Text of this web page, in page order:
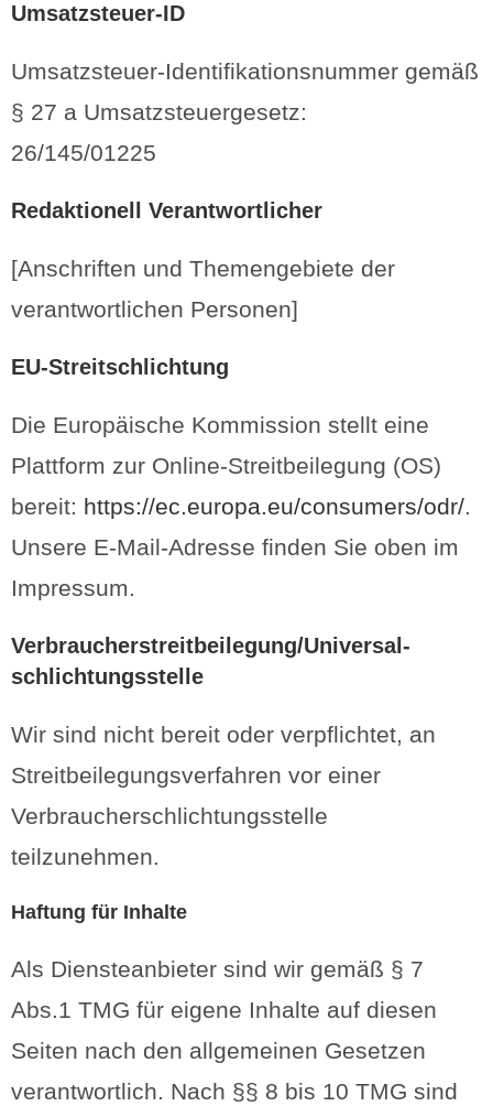
Umsatzsteuer-ID
Umsatzsteuer-Identifikationsnummer gemäß
§ 27 a Umsatzsteuergesetz:
26/145/01225
Redaktionell Verantwortlicher
[Anschriften und Themengebiete der
verantwortlichen Personen]
EU-Streitschlichtung
Die Europäische Kommission stellt eine
Plattform zur Online-Streitbeilegung (OS)
bereit: https://ec.europa.eu/consumers/odr/.
Unsere E-Mail-Adresse finden Sie oben im
Impressum.
Verbraucher­streit­beilegung/Universal­
schlichtungs­stelle
Wir sind nicht bereit oder verpflichtet, an
Streitbeilegungsverfahren vor einer
Verbraucherschlichtungsstelle
teilzunehmen.
Haftung für Inhalte
Als Diensteanbieter sind wir gemäß § 7
Abs.1 TMG für eigene Inhalte auf diesen
Seiten nach den allgemeinen Gesetzen
verantwortlich. Nach §§ 8 bis 10 TMG sind